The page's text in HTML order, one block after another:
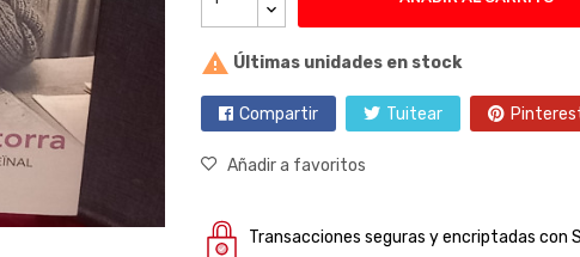
 Últimas unidades en stock
Compartir Tuitear
Añadir a favoritos
Transacciones seguras y encriptadas con